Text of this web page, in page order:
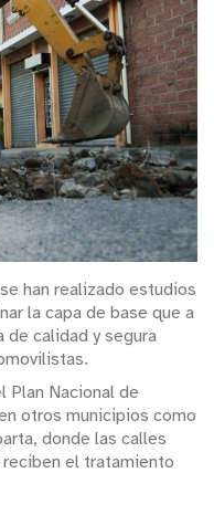
han realizado estudios
la capa de base que a
de calidad y segura
Plan Nacional de
otros municipios como
donde las calles
reciben el tratamiento